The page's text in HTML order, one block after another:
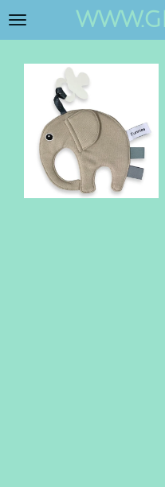
Ga
hoofdinhoud